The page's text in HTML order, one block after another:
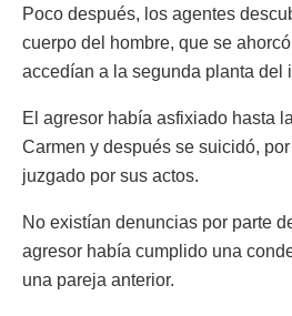
Poco después, los agentes
cuerpo del hombre, que se
accedían a la segunda planta del
El agresor había asfixiado hasta
Carmen y después se suicidó,
juzgado por sus actos.
No existían denuncias por parte
agresor había cumplido una
una pareja anterior.